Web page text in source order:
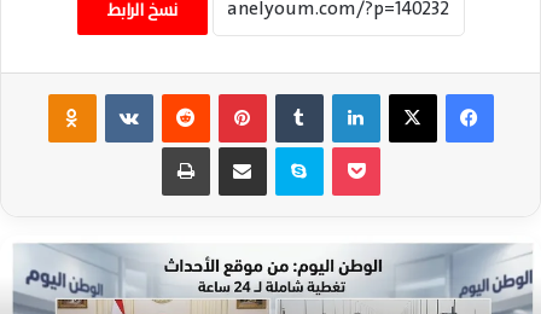
نسخ الرابط
فيسبوك ‫X لينكدإن بينتيريست ‏VKontakte
سكايب مشاركة عبر البريد طباعة